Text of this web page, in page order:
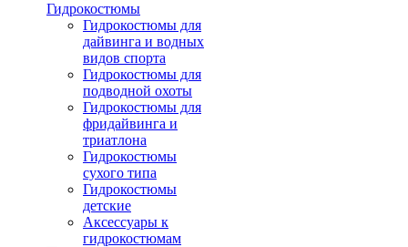
Гидрокостюмы
Гидрокостюмы для
дайвинга и водных
видов спорта
Гидрокостюмы для
подводной охоты
Гидрокостюмы для
фридайвинга и
триатлона
Гидрокостюмы
сухого типа
Гидрокостюмы
детские
Аксессуары к
гидрокостюмам